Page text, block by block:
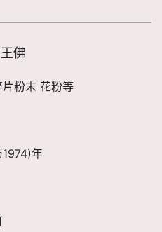
佛
片粉末 花粉等
1974)年